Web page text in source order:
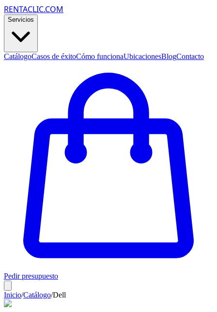
RENTACLIC.COM
Servicios
CatálogoCasos de éxitoCómo funcionaUbicacionesBlogContacto
Pedir presupuesto
Inicio/Catálogo/Dell